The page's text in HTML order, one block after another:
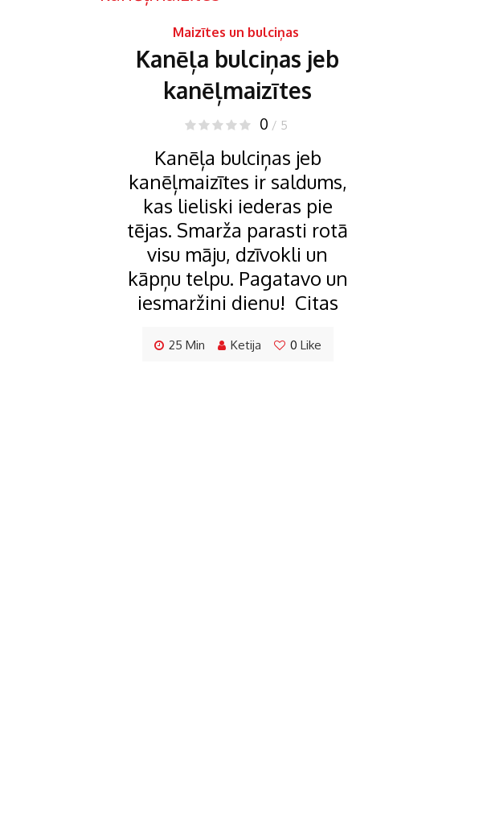
Maizītes un bulciņas
Kanēļa bulciņas jeb
kanēļmaizītes
0 / 5
Kanēļa bulciņas jeb
kanēļmaizītes ir saldums,
kas lieliski iederas pie
tējas. Smarža parasti rotā
visu māju, dzīvokli un
kāpņu telpu. Pagatavo un
iesmaržini dienu! Citas
25 Min Ketija 0 Like